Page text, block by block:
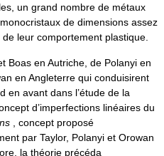
un grand nombre de métaux
de dimensions assez
leur comportement plastique.
Boas en Autriche, de Polanyi en
en Angleterre qui conduisirent
en avant dans l’étude de la
d’imperfections linéaires du
, concept proposé
par Taylor, Polanyi et Orowan
la théorie précéda